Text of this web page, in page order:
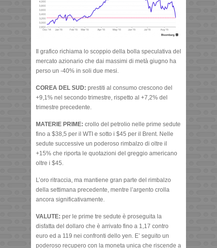
Il grafico richiama lo scoppio della bolla speculativa del
mercato azionario che dai massimi di metà giugno ha
perso un -40% in soli due mesi.
COREA DEL SUD: prestiti al consumo crescono del
+9,1% nel secondo trimestre, rispetto al +7,2% del
trimestre precedente.
MATERIE PRIME: crollo del petrolio nelle prime sedute
fino a $38,5 per il WTI e sotto i $45 per il Brent. Nelle
sedute successive un poderoso rimbalzo di oltre il
+15% che riporta le quotazioni del greggio americano
oltre i $45.
L’oro ritraccia, ma mantiene gran parte del rimbalzo
della settimana precedente, mentre l’argento crolla
ancora significativamente.
VALUTE: per le prime tre sedute è proseguita la
disfatta del dollaro che è arrivato fino a 1,17 contro
euro ed a 119 nei confronti dello yen. E’ seguito un
poderoso recupero con la moneta unica che riscende a